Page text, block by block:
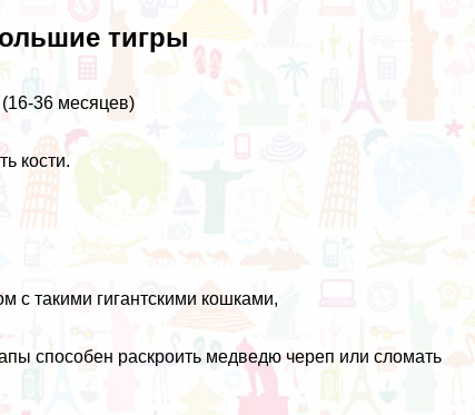
тигры
36 месяцев)
кости.
с такими гигантскими кошками,
способен раскроить медведю череп или сломать